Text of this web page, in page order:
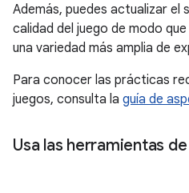
Además, puedes actualizar el
calidad del juego de modo
una variedad más amplia de
Para conocer las prácticas
juegos, consulta la guía de
Usa las herramientas